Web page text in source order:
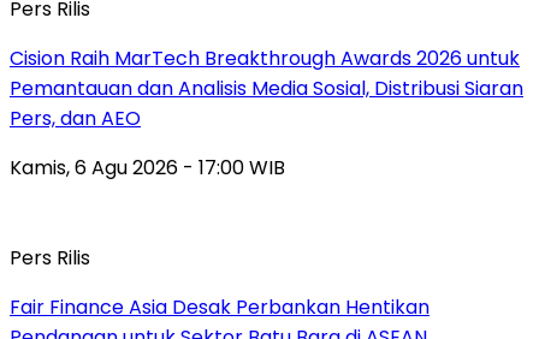
Pers Rilis
Cision Raih MarTech Breakthrough Awards 2026 untuk
Pemantauan dan Analisis Media Sosial, Distribusi Siaran
Pers, dan AEO
Kamis, 6 Agu 2026 - 17:00 WIB
Pers Rilis
Fair Finance Asia Desak Perbankan Hentikan